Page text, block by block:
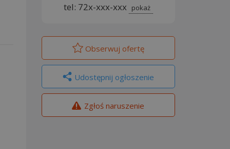
tel: 72x-xxx-xxx pokaż
Obserwuj ofertę
Udostępnij ogłoszenie
Zgłoś naruszenie